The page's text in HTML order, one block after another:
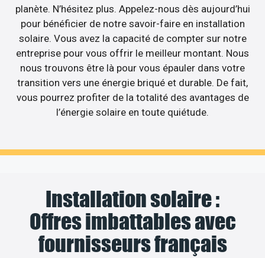
planète. N’hésitez plus. Appelez-nous dès aujourd’hui
pour bénéficier de notre savoir-faire en installation
solaire. Vous avez la capacité de compter sur notre
entreprise pour vous offrir le meilleur montant. Nous
nous trouvons être là pour vous épauler dans votre
transition vers une énergie briqué et durable. De fait,
vous pourrez profiter de la totalité des avantages de
l’énergie solaire en toute quiétude.
Installation solaire :
Offres imbattables avec
fournisseurs français